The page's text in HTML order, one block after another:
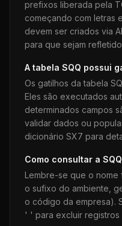
prefixos liberada pela
começando com letras
devem ser criados via
para que sejam
A tabela SQQ possui
Os gatilhos da tabela
Eles são executados
determinados campos
validar dados ou
dicionário SX7 para
Como consultar a SQQ
Lembre-se que o nome
o sufixo do ambiente,
o código da empresa).
' ' para excluir